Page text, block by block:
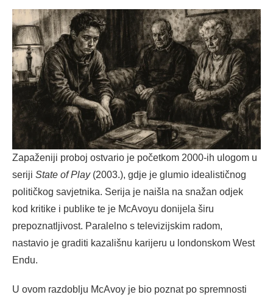
Zapaženiji proboj ostvario je početkom 2000-ih ulogom u
seriji State of Play(2003.), gdje je glumio idealističnog
političkog savjetnika. Serija je naišla na snažan odjek
kod kritike i publike te je McAvoyu donijela širu
prepoznatljivost. Paralelno s televizijskim radom,
nastavio je graditi kazališnu karijeru u londonskom West
Endu.
U ovom razdoblju McAvoy je bio poznat po spremnosti